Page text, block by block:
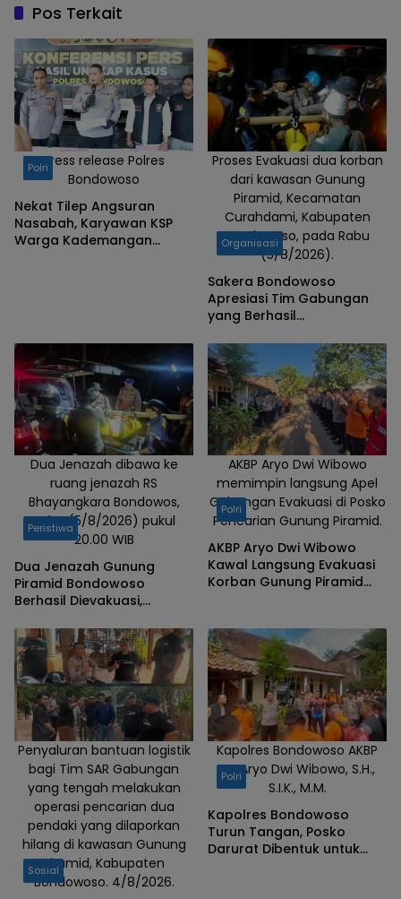
Literasi dan
Lintas Mata
Pelajaran
dalam
Implementasi
Pendekatan
Pembelajaran
Mendalam.
Pos Terkait
Press release Polres
Bondowoso
Polri
Nekat Tilep Angsuran
Nasabah, Karyawan KSP
Warga Kademangan
Proses Evakuasi dua korban
dari kawasan Gunung
Piramid, Kecamatan
Curahdami, Kabupaten
Bondowoso, pada Rabu
(5/8/2026).
Organisasi
Sakera Bondowoso
Apresiasi Tim Gabungan
yang Berhasil
Gunung Piramid
Dua Jenazah dibawa ke
ruang jenazah RS
Bhayangkara Bondowos,
Rabu (5/8/2026) pukul
20.00 WIB
Peristiwa
Dua Jenazah Gunung
Piramid Bondowoso
Berhasil Dievakuasi,
Tim Gabungan
AKBP Aryo Dwi Wibowo
memimpin langsung Apel
Gabungan Evakuasi di Posko
Pencarian Gunung Piramid.
Polri
AKBP Aryo Dwi Wibowo
Kawal Langsung Evakuasi
Korban Gunung Piramid
Penyaluran bantuan logistik
bagi Tim SAR Gabungan
yang tengah melakukan
operasi pencarian dua
pendaki yang dilaporkan
hilang di kawasan Gunung
Piramid, Kabupaten
Bondowoso. 4/8/2026.
Sosial
Kapolres Bondowoso AKBP
Dr. Aryo Dwi Wibowo, S.H.,
S.I.K., M.M.
Polri
Kapolres Bondowoso
Turun Tangan, Posko
Darurat Dibentuk untuk